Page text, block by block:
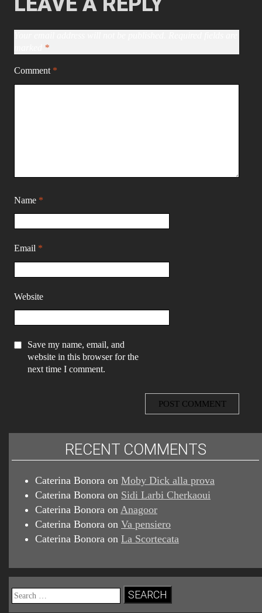
*
Comment *
Name *
Email *
Website
Save my name, email, and
website in this browser for the
next time I comment.
RECENT COMMENTS
Caterina Bonora on Moby Dick alla prova
Caterina Bonora on Sidi Larbi Cherkaoui
Caterina Bonora on Anagoor
Caterina Bonora on Va pensiero
Caterina Bonora on La Scortecata
Search
for: